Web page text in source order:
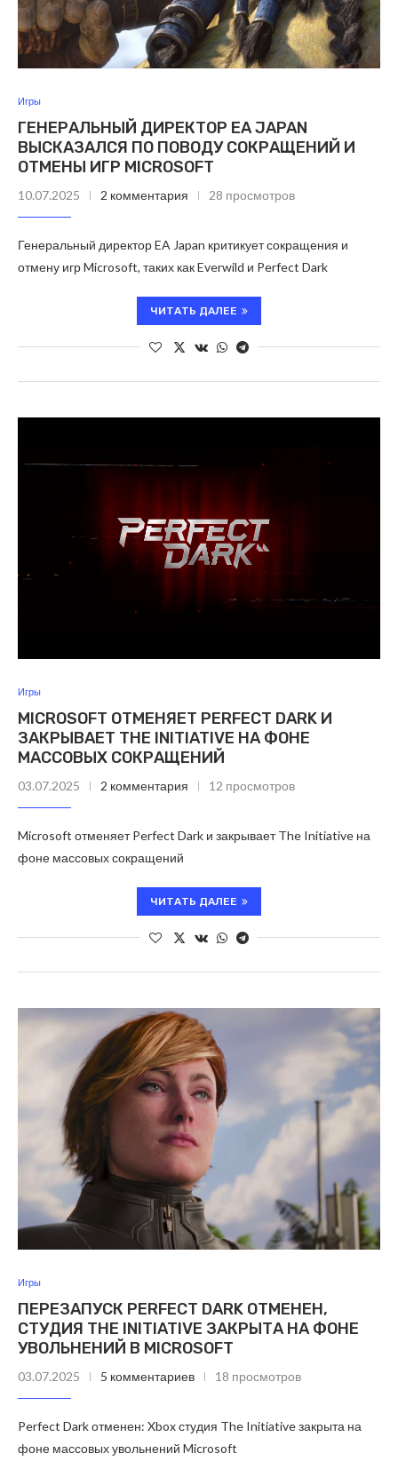
Игры
ГЕНЕРАЛЬНЫЙ ДИРЕКТОР EA JAPAN
ВЫСКАЗАЛСЯ ПО ПОВОДУ СОКРАЩЕНИЙ И
ОТМЕНЫ ИГР MICROSOFT
10.07.2025 2 комментария 28 просмотров
Генеральный директор EA Japan критикует сокращения и
отмену игр Microsoft, таких как Everwild и Perfect Dark
ЧИТАТЬ ДАЛЕЕ
Игры
MICROSOFT ОТМЕНЯЕТ PERFECT DARK И
ЗАКРЫВАЕТ THE INITIATIVE НА ФОНЕ
МАССОВЫХ СОКРАЩЕНИЙ
03.07.2025 2 комментария 12 просмотров
Microsoft отменяет Perfect Dark и закрывает The Initiative на
фоне массовых сокращений
ЧИТАТЬ ДАЛЕЕ
Игры
ПЕРЕЗАПУСК PERFECT DARK ОТМЕНЕН,
СТУДИЯ THE INITIATIVE ЗАКРЫТА НА ФОНЕ
УВОЛЬНЕНИЙ В MICROSOFT
03.07.2025 5 комментариев 18 просмотров
Perfect Dark отменен: Xbox студия The Initiative закрыта на
фоне массовых увольнений Microsoft